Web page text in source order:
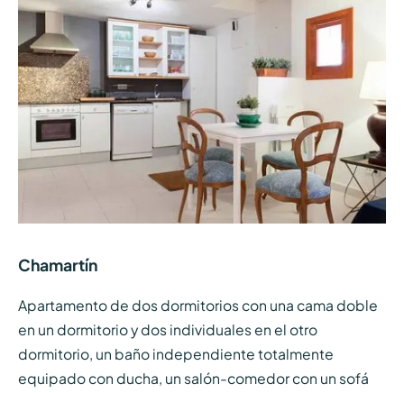
Chamartín
Apartamento de dos dormitorios con una cama doble
en un dormitorio y dos individuales en el otro
dormitorio, un baño independiente totalmente
equipado con ducha, un salón-comedor con un sofá